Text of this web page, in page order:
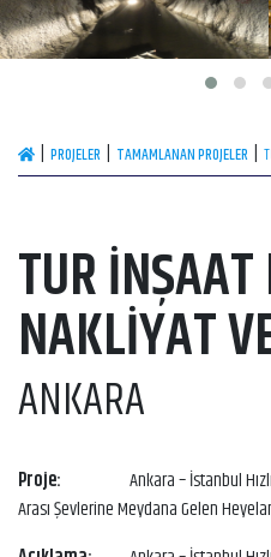
PROJELER TAMAMLANAN PROJELER
TUR
NAKLİYAT
ANKARA
Proje:
Ankara – İstanbul
Arası Şevlerine Meydana Gelen